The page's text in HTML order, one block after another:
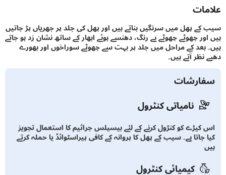
پھل میں سرنگیں بناتے ہیں اور پھل کی جلد پر جھریاں پڑ جاتیں
چھوٹے چھوٹے بے رنگ، دھنسے ہوئے ابھار کے ساتھ نشان زد ہو جاتے
کے مراحل میں جلد پر بہت سے چھوٹے سوراخوں اور بھورے
آتے ہیں۔
نامیاتی کنٹرول
کو کنڑول کرنے کے لئے بیسیلس جراثیم کا استعمال تجویز
جاتا ہے۔ سیب کے پھل کا پروانہ کے کافی پیراسٹوائڈ یا حملہ کرتے
کیمیائی کنٹرول